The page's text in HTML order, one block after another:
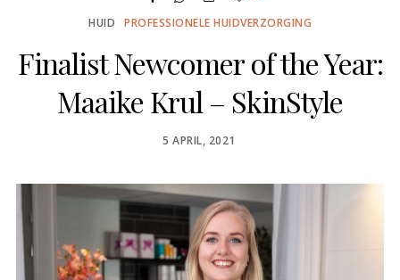
HUID PROFESSIONELE HUIDVERZORGING
Finalist Newcomer of the Year:
Maaike Krul – SkinStyle
POSTED
5 APRIL, 2021